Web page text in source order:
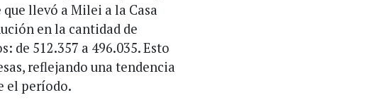
llevó a Milei a la Casa
en la cantidad de
de 512.357 a 496.035. Esto
reflejando una tendencia
el período.